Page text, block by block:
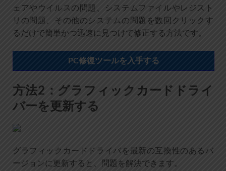
ェアやウイルスの問題、システムファイルやレジスト
リの問題、その他のシステムの問題を数回クリックす
るだけで簡単かつ迅速に見つけて修正する方法です。
PC修復ツールを入手する
方法2：グラフィックカードドライ
バーを更新する
グラフィックカードドライバを最新の互換性のあるバ
ージョンに更新すると、問題を解決できます。